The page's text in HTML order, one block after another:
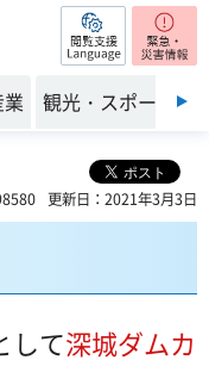
閲覧支援
観光・スポーツ
更新日：2021年3月3日
して深城ダムカ